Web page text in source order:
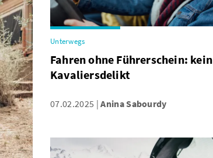
Unterwegs
Fahren ohne Führerschein: kein
Kavaliersdelikt
07.02.2025 Anina Sabourdy